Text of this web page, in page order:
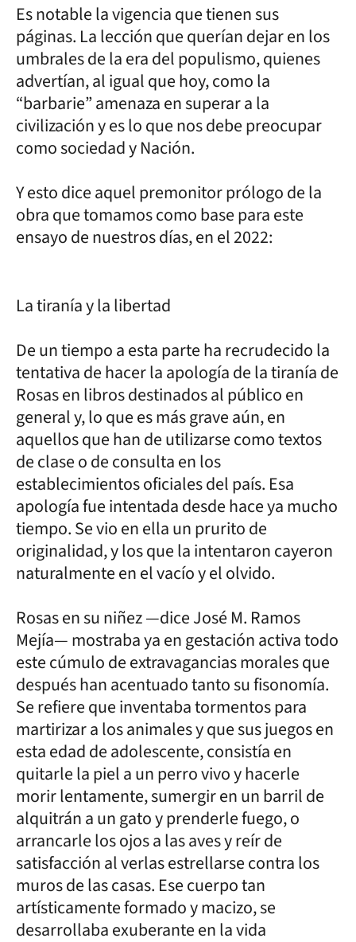
Es notable la vigencia que tienen sus
páginas. La lección que querían dejar en los
umbrales de la era del populismo, quienes
advertían, al igual que hoy, como la
“barbarie” amenaza en superar a la
civilización y es lo que nos debe preocupar
como sociedad y Nación.
Y esto dice aquel premonitor prólogo de la
obra que tomamos como base para este
ensayo de nuestros días, en el 2022:
La tiranía y la libertad
De un tiempo a esta parte ha recrudecido la
tentativa de hacer la apología de la tiranía de
Rosas en libros destinados al público en
general y, lo que es más grave aún, en
aquellos que han de utilizarse como textos
de clase o de consulta en los
establecimientos oficiales del país. Esa
apología fue intentada desde hace ya mucho
tiempo. Se vio en ella un prurito de
originalidad, y los que la intentaron cayeron
naturalmente en el vacío y el olvido.
Rosas en su niñez —dice José M. Ramos
Mejía— mostraba ya en gestación activa todo
este cúmulo de extravagancias morales que
después han acentuado tanto su fisonomía.
Se refiere que inventaba tormentos para
martirizar a los animales y que sus juegos en
esta edad de adolescente, consistía en
quitarle la piel a un perro vivo y hacerle
morir lentamente, sumergir en un barril de
alquitrán a un gato y prenderle fuego, o
arrancarle los ojos a las aves y reír de
satisfacción al verlas estrellarse contra los
muros de las casas. Ese cuerpo tan
artísticamente formado y macizo, se
desarrollaba exuberante en la vida